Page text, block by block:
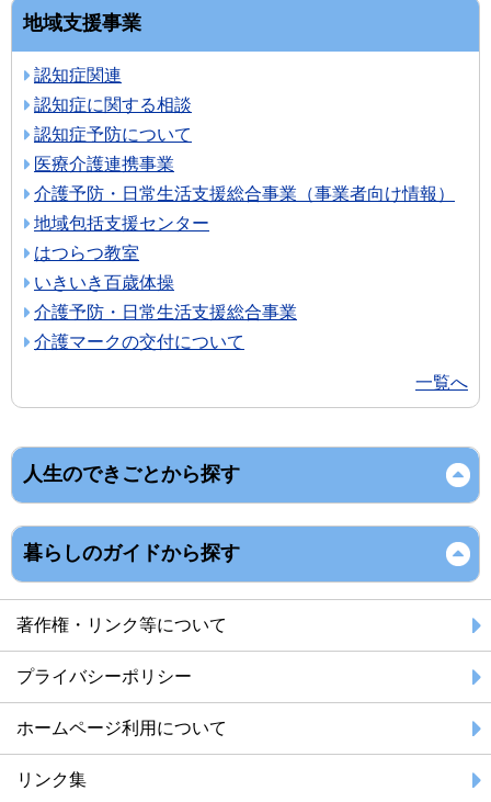
地域支援事業
認知症関連
認知症に関する相談
認知症予防について
医療介護連携事業
介護予防・日常生活支援総合事業（事業者向け情報）
地域包括支援センター
はつらつ教室
いきいき百歳体操
介護予防・日常生活支援総合事業
介護マークの交付について
一覧へ
人生のできごとから探す
暮らしのガイドから探す
著作権・リンク等について
プライバシーポリシー
ホームページ利用について
リンク集